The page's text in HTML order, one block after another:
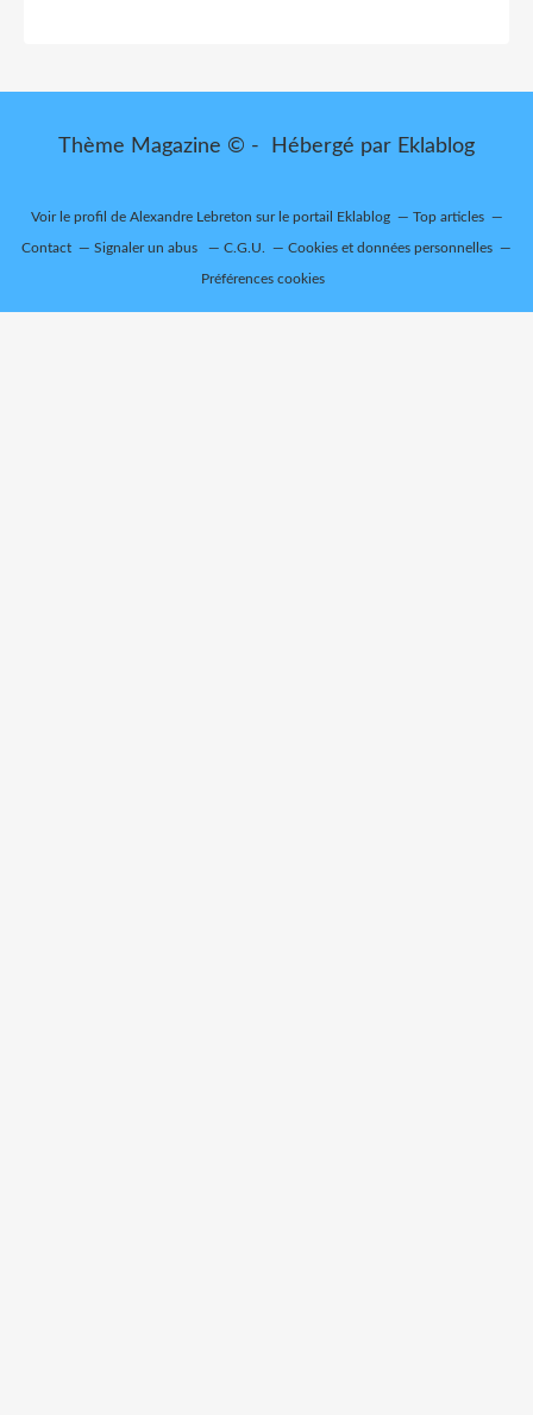
Thème Magazine © - Hébergé par Eklablog
Voir le profil de Alexandre Lebreton sur le portail Eklablog Top articles
Contact Signaler un abus C.G.U. Cookies et données personnelles
Préférences cookies